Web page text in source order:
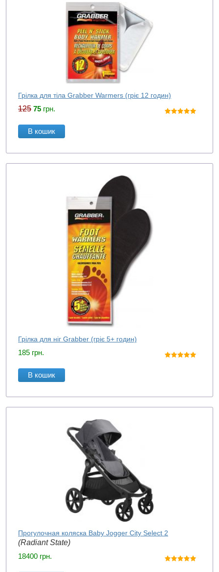
Грілка для тіла Grabber Warmers (гріє 12 годин)
125 75 грн.
В кошик
Грілка для ніг Grabber (гріє 5+ годин)
185 грн.
В кошик
Прогулочная коляска Baby Jogger City Select 2
(Radiant State)
18400 грн.